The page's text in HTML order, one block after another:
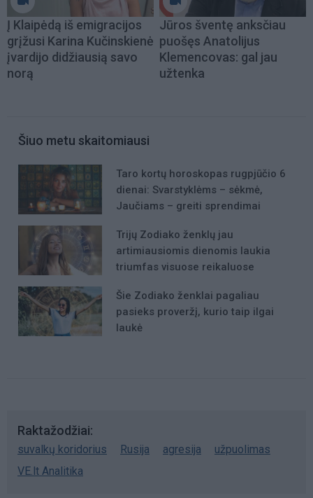
Į Klaipėdą iš emigracijos
grįžusi Karina Kučinskienė
įvardijo didžiausią savo
norą
Jūros šventę anksčiau
puošęs Anatolijus
Klemencovas: gal jau
užtenka
Šiuo metu skaitomiausi
Taro kortų horoskopas rugpjūčio 6
dienai: Svarstyklėms – sėkmė,
Jaučiams – greiti sprendimai
Trijų Zodiako ženklų jau
artimiausiomis dienomis laukia
triumfas visuose reikaluose
Šie Zodiako ženklai pagaliau
pasieks proveržį, kurio taip ilgai
laukė
Raktažodžiai
suvalkų koridorius Rusija agresija
užpuolimas
VE.lt Analitika